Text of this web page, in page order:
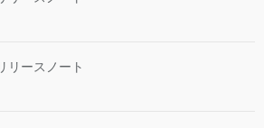
リースノート